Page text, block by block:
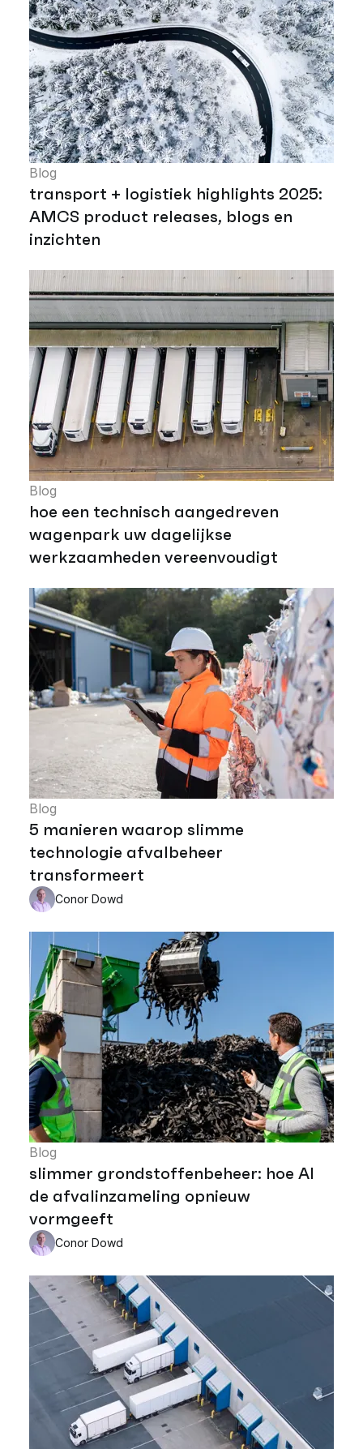
Blog
transport + logistiek highlights 2025:
AMCS product releases, blogs en
inzichten
Blog
hoe een technisch aangedreven
wagenpark uw dagelijkse
werkzaamheden vereenvoudigt
Blog
5 manieren waarop slimme
technologie afvalbeheer
transformeert
Conor Dowd
Blog
slimmer grondstoffenbeheer: hoe AI
de afvalinzameling opnieuw
vormgeeft
Conor Dowd